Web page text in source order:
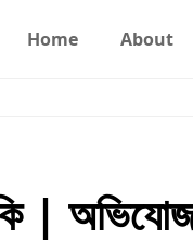
Home About
|